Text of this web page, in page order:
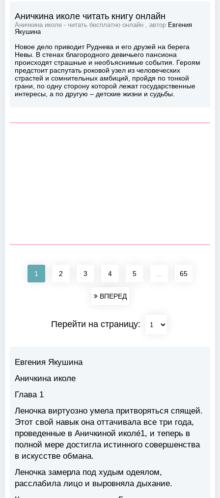
Аничкина иколе читать книгу онлайн
Аничкина иколе - читать бесплатно онлайн , автор Евгения
Якушина
Новое дело приводит Руднева и его друзей на берега
Невы. В стенах благородного девичьего пансиона
происходят страшные и необъяснимые события. Героям
предстоит распутать роковой узел из человеческих
страстей и сомнительных амбиций, пройдя по тонкой
грани, по одну сторону которой лежат государственные
интересы, а по другую – детские жизни и судьбы.
1 2 3 4 5 ... 65
ВПЕРЕД
Перейти на страницу:
Евгения Якушина
Аничкина иколе
Глава 1
Леночка виртуозно умела притворяться спящей.
Этот свой навык она оттачивала все три года,
проведенные в Аничкиной иколе́1, и теперь в
полной мере достигла истинного совершенства
в искусстве обмана.
Леночка замерла под худым одеялом,
расслабила лицо и выровняла дыхание.